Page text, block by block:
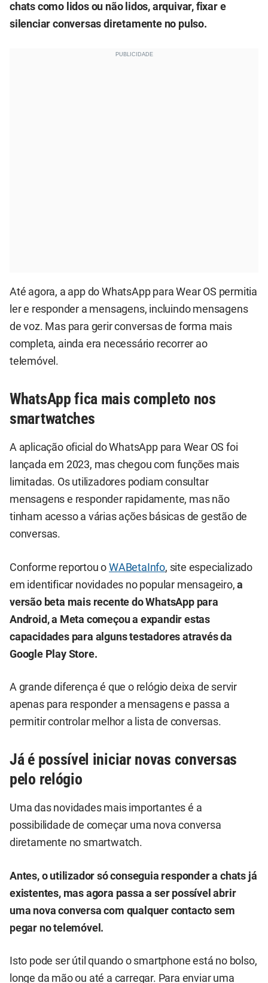
chats como lidos ou não lidos, arquivar, fixar e
silenciar conversas diretamente no pulso.
Até agora, a app do WhatsApp para Wear OS permitia
ler e responder a mensagens, incluindo mensagens
de voz. Mas para gerir conversas de forma mais
completa, ainda era necessário recorrer ao
telemóvel.
WhatsApp fica mais completo nos
smartwatches
A aplicação oficial do WhatsApp para Wear OS foi
lançada em 2023, mas chegou com funções mais
limitadas. Os utilizadores podiam consultar
mensagens e responder rapidamente, mas não
tinham acesso a várias ações básicas de gestão de
conversas.
Conforme reportou oWABetaInfo, site especializado
em identificar novidades no popular mensageiro, a
versão beta mais recente do WhatsApp para
Android, a Meta começou a expandir estas
capacidades para alguns testadores através da
Google Play Store.
A grande diferença é que o relógio deixa de servir
apenas para responder a mensagens e passa a
permitir controlar melhor a lista de conversas.
Já é possível iniciar novas conversas
pelo relógio
Uma das novidades mais importantes é a
possibilidade de começar uma nova conversa
diretamente no smartwatch.
Antes, o utilizador só conseguia responder a chats já
existentes, mas agora passa a ser possível abrir
uma nova conversa com qualquer contacto sem
pegar no telemóvel.
Isto pode ser útil quando o smartphone está no bolso,
longe da mão ou até a carregar. Para enviar uma